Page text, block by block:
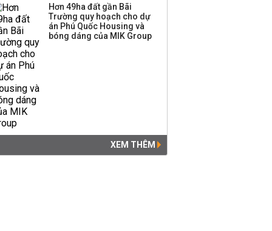
Hơn 49ha đất gần Bãi
Trường quy hoạch cho dự
án Phú Quốc Housing và
bóng dáng của MIK Group
XEM THÊM